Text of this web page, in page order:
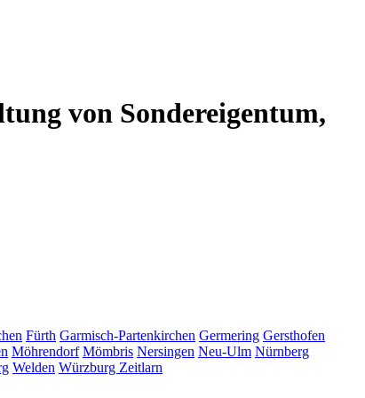
von Sondereigentum,
Fürth Garmisch-Partenkirchen Germering Gersthofen
Möhrendorf Mömbris Nersingen Neu-Ulm Nürnberg
Welden Würzburg Zeitlarn